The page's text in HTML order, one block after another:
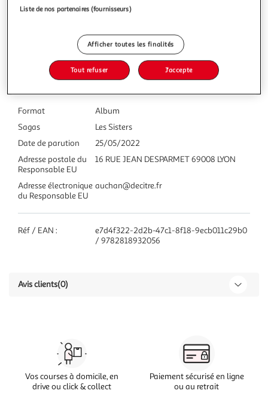
Caractéristiques
Format
Album
Sagas
Les Sisters
Date de parution
25/05/2022
Adresse postale du
Responsable EU
16 RUE JEAN DESPARMET 69008 LYON
Adresse électronique
du Responsable EU
auchan@decitre.fr
Réf / EAN :
e7d4f322-2d2b-47c1-8f18-9ecb011c29b0
/ 9782818932056
Avis clients(0)
Vos courses à domicile, en
drive ou click & collect
Paiement sécurisé en ligne
ou au retrait
Liste de nos partenaires (fournisseurs)
Afficher toutes les finalités
Tout refuser J'accepte